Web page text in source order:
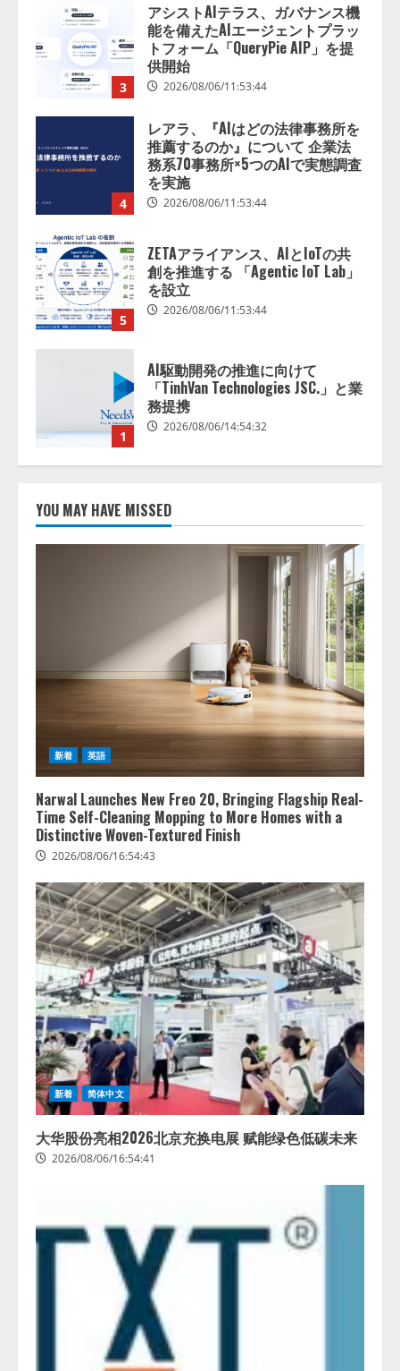
ある」「昨年の夏はカブトムシを
捕まえたり、虫と戦ったり…」
2026/08/06/14:54:31
3
アシストAIテラス、ガバナンス機
能を備えたAIエージェントプラッ
トフォーム「QueryPie AIP」を提
供開始
2026/08/06/11:53:44
4
レアラ、『AIはどの法律事務所を
推薦するのか』について 企業法
務系70事務所×5つのAIで実態調査
を実施
2026/08/06/11:53:44
5
ZETAアライアンス、AIとIoTの共
創を推進する 「Agentic IoT Lab」
を設立
2026/08/06/11:53:44
1
AI駆動開発の推進に向けて
「TinhVan Technologies JSC.」と業
務提携
2026/08/06/14:54:32
レビCM公開！ 新オプション！ AI
が組織の業務実態を分析し労務改
善を支援。 藤原竜也メイキング
動画公開 「もしAIが自分を分析し
たら、すぐ休めと言われる自信が
ある」「昨年の夏はカブトムシを
捕まえたり、虫と戦ったり…」
2026/08/06/14:54:31
3
アシストAIテラス、ガバナンス機
能を備えたAIエージェントプラッ
トフォーム「QueryPie AIP」を提
供開始
2026/08/06/11:53:44
レアラ、『AIはどの法律事務所を
推薦するのか』について 企業法
務系70事務所×5つのAIで実態調査
を実施
YOU MAY HAVE MISSED
新着 英語
Narwal Launches New Freo 20, Bringing Flagship Real-
Time Self-Cleaning Mopping to More Homes with a
Distinctive Woven-Textured Finish
2026/08/06/16:54:43
新着 简体中文
大华股份亮相2026北京充换电展 赋能绿色低碳未来
2026/08/06/16:54:41